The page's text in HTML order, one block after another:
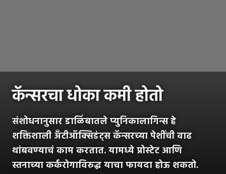
कॅन्सरचाधोका कमीहोतो
संशोधनानुसार डाळिंबातले प्युनिकालागिन्स हे
शक्तिशाली अँटीऑक्सिडंट्स कॅन्सरच्या पेशींची वाढ
थांबवण्याचं काम करतात. यामध्ये प्रोस्टेट आणि
स्तनाच्या कर्करोगाविरुद्ध याचा फायदा होऊ शकतो.